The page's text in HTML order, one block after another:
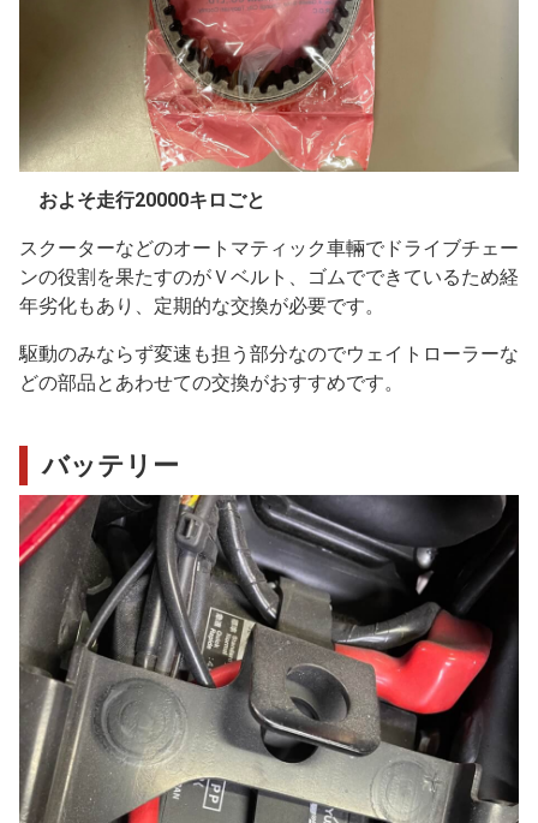
およそ走行20000キロごと
スクーターなどのオートマティック車輛でドライブチェー
ンの役割を果たすのがＶベルト、ゴムでできているため経
年劣化もあり、定期的な交換が必要です。
駆動のみならず変速も担う部分なのでウェイトローラーな
どの部品とあわせての交換がおすすめです。
バッテリー